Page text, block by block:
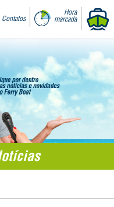
Contatos
Hora
marcada